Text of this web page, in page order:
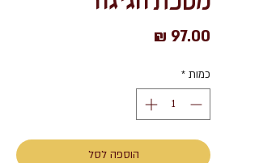
כמות *
הוספה לסל